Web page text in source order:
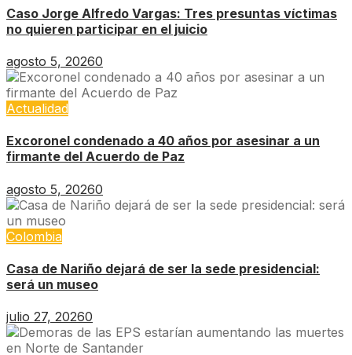
Caso Jorge Alfredo Vargas: Tres presuntas víctimas
no quieren participar en el juicio
agosto 5, 20260
Actualidad
Excoronel condenado a 40 años por asesinar a un
firmante del Acuerdo de Paz
agosto 5, 20260
Colombia
Casa de Nariño dejará de ser la sede presidencial:
será un museo
julio 27, 20260